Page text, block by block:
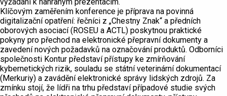
Klíčovým zaměřením konference je příprava na povinná
digitalizační opatření: řečníci z „Chestny Znak“ a předních
oborových asociací (ROSEU a ACTL) poskytnou praktické
pokyny pro přechod na elektronické přepravní dokumenty a
zavedení nových požadavků na označování produktů. Odborníci
společnosti Kontur představí přístupy ke zmírňování
kybernetických rizik, souladu se státní veterinární dokumentací
(Merkuriy) a zavádění elektronické správy lidských zdrojů. Za
zmínku stojí, že lídři na trhu představí případové studie svých